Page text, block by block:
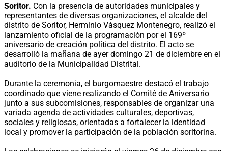
Soritor. Con la presencia de autoridades municipales y
representantes de diversas organizaciones, el alcalde del
distrito de Soritor, Herminio Vásquez Montenegro, realizó el
lanzamiento oficial de la programación por el 169º
aniversario de creación política del distrito. El acto se
desarrolló la mañana de ayer domingo 21 de diciembre en el
auditorio de la Municipalidad Distrital.
Durante la ceremonia, el burgomaestre destacó el trabajo
coordinado que viene realizando el Comité de Aniversario
junto a sus subcomisiones, responsables de organizar una
variada agenda de actividades culturales, deportivas,
sociales y religiosas, orientadas a fortalecer la identidad
local y promover la participación de la población soritorina.